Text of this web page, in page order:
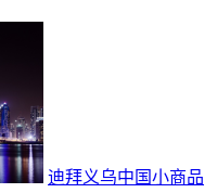
迪拜义乌中国小商品